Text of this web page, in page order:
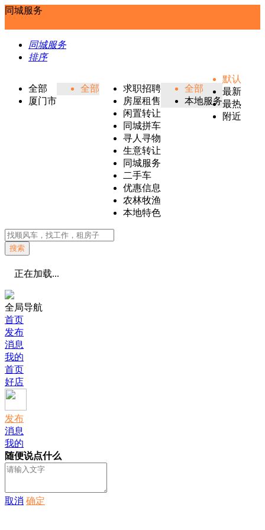
同城服务
同城服务
排序
全部
厦门市
全部
求职招聘
房屋租售
闲置转让
同城拼车
寻人寻物
生意转让
同城服务
二手车
优惠信息
农林牧渔
本地特色
全部
本地服务
默认
最新
最热
附近
搜索
正在加载...
全局导航
首页
发布
消息
我的
首页
好店
发布
消息
我的
随便说点什么
取消 确定